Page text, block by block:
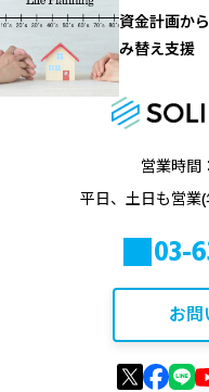
資金計画か
み替え支援
営業時間
平日、土日も営業
03-
お問